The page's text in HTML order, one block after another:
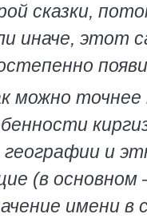
сказки,
иначе, этот
можно точнее
и
(в основном
имени